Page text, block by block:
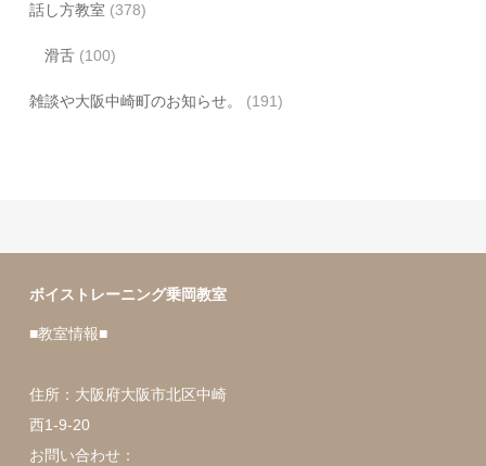
話し方教室 (378)
滑舌 (100)
雑談や大阪中崎町のお知らせ。 (191)
ボイストレーニング乗岡教室
■教室情報■
住所：大阪府大阪市北区中崎
西1-9-20
お問い合わせ：